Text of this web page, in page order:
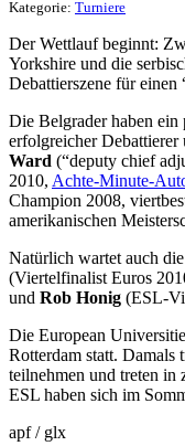
Kategorie: Turniere
Der Wettlauf beginnt:
Yorkshire und die
Debattierszene für einen
Die Belgrader haben ein
erfolgreicher Debattierer
Ward (“deputy chief
2010, Achte-Minute-
Champion 2008,
amerikanischen
Natürlich wartet auch
(Viertelfinalist Euros
und Rob Honig (ESL-
Die European
Rotterdam statt. Damals
teilnehmen und treten in
ESL haben sich im
apf / glx